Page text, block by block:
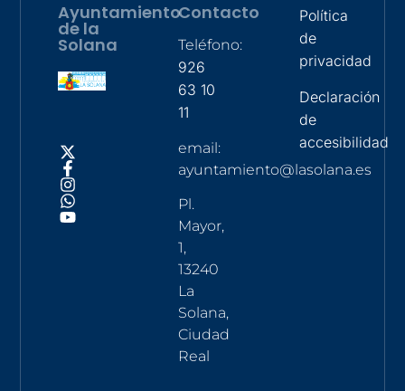
Ayuntamiento
de la
Solana
Contacto
Teléfono:
926
63 10
11
email:
ayuntamiento@lasolana.es
Pl.
Mayor,
1,
13240
La
Solana,
Ciudad
Real
Política
de
privacidad
Declaración
de
accesibilidad